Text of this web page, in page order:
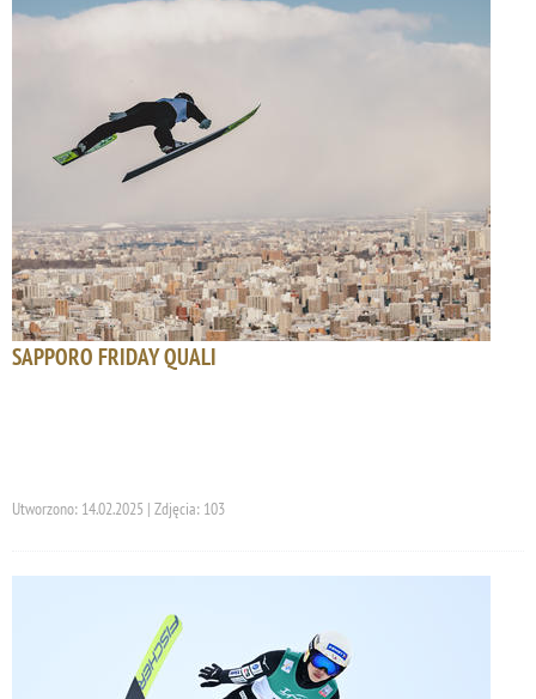
SAPPORO FRIDAY QUALI
Utworzono: 14.02.2025 | Zdjęcia: 103